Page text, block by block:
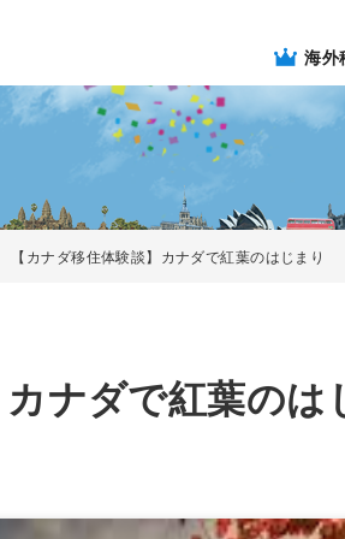
海外
【カナダ移住体験談】カナダで紅葉のはじまり
ナダで紅葉のは